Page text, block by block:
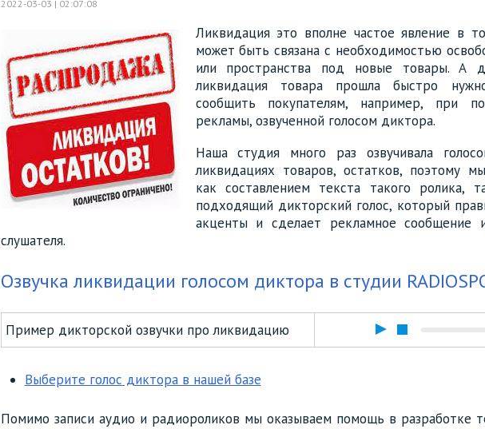
2022-03-03 | 02:07:08
Ликвидация это вполне частое явление в
может быть связана с необходимостью
или пространства под новые товары. А
ликвидация товара прошла быстро
сообщить покупателям, например, при
рекламы, озвученной голосом диктора.
Наша студия много раз озвучивала
ликвидациях товаров, остатков, поэтому
как составлением текста такого ролика,
подходящий дикторский голос, который
акценты и сделает рекламное сообщение
слушателя.
Озвучка ликвидации голосом диктора в студии
Пример дикторской озвучки про ликвидацию
Выберите голос диктора в нашей базе
Помимо записи аудио и радиороликов мы оказываем помощь в разработке